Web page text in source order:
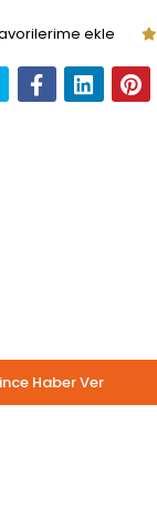
ekle
Haber Ver